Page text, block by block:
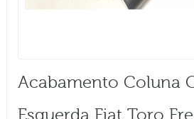
Acabamento Coluna